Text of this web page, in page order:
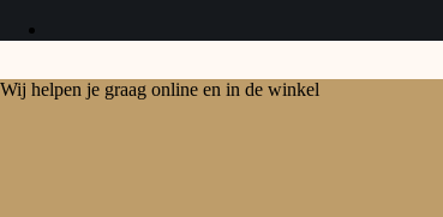
Wij helpen je graag online en in de winkel